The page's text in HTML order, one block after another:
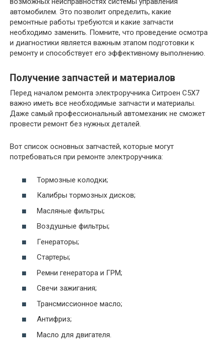
автомобилем. Это позволит определить, какие
ремонтные работы требуются и какие запчасти
необходимо заменить. Помните, что проведение осмотра
и диагностики является важным этапом подготовки к
ремонту и способствует его эффективному выполнению.
Получение запчастей и материалов
Перед началом ремонта электроручника Ситроен С5Х7
важно иметь все необходимые запчасти и материалы.
Даже самый профессиональный автомеханик не сможет
провести ремонт без нужных деталей.
Вот список основных запчастей, которые могут
потребоваться при ремонте электроручника:
Тормозные колодки;
Калибры тормозных дисков;
Масляные фильтры;
Воздушные фильтры;
Генераторы;
Стартеры;
Ремни генератора и ГРМ;
Свечи зажигания;
Трансмиссионное масло;
Антифриз;
Масло для двигателя.